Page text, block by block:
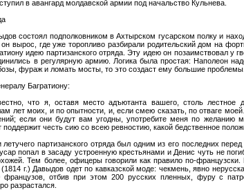
в авангард молдавской армии под начальство Кульнева.
состоял подполковником в Ахтырском гусарском полку и
вырос, где уже торопливо разбирали родительский дом на
идею партизанского отряда. Эту идею он позаимствовал у
в регулярную армию. Логика была простая: Наполеон
фураж и ломать мосты, то это создаст ему большие проблемы.
Багратиону:
что я, оставя место адъютанта вашего, столь
лет моих, и по опытности, и, если смею сказать, по отваге
если они будут вам угодны, употребите меня по желанию
поддержит честь сию со всею ревностию, какой бедственное
летучего партизанского отряда был одним из его последних
попал в засаду устроенную крестьянами и Денис чуть не
Тем более, офицеры говорили как правило по-
(1814 г.) Давыдов одет по кавказской моде: чекмень, явно
французов, отбив при этом 200 русских пленных, фуру с
разрастался.